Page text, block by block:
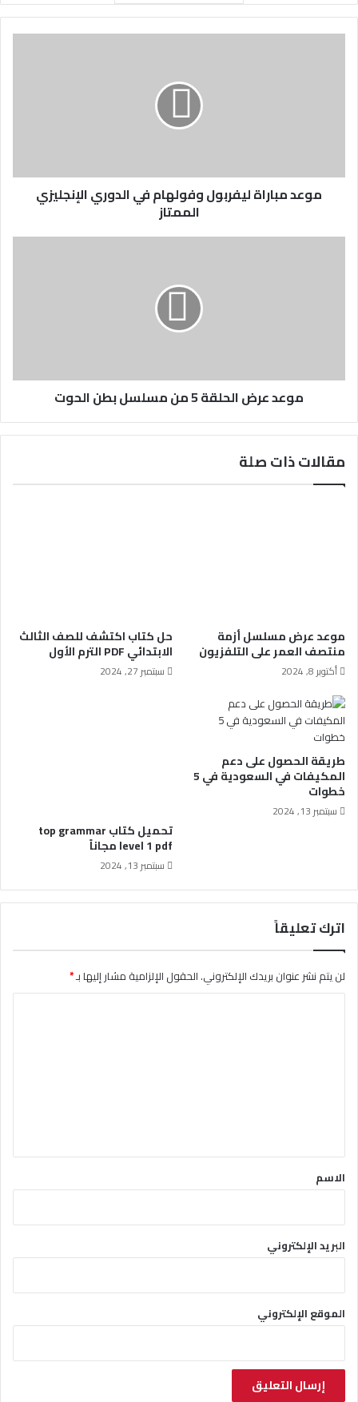
موعد مباراة ليفربول وفولهام في الدوري الإنجليزي
الممتاز
موعد عرض الحلقة 5 من مسلسل بطن الحوت
مقالات ذات صلة
موعد عرض مسلسل أزمة
منتصف العمر على التلفزيون
أكتوبر 8, 2024
حل كتاب اكتشف للصف الثالث
الابتدائي PDF الترم الأول
سبتمبر 27, 2024
طريقة الحصول على دعم
المكيفات في السعودية في 5
خطوات
سبتمبر 13, 2024
تحميل كتاب top grammar
level 1 pdf مجاناً
سبتمبر 13, 2024
اترك تعليقاً
لن يتم نشر عنوان بريدك الإلكتروني.الحقول الإلزامية مشار إليها بـ*
*الاسم
البريد الإلكتروني
الموقع الإلكتروني